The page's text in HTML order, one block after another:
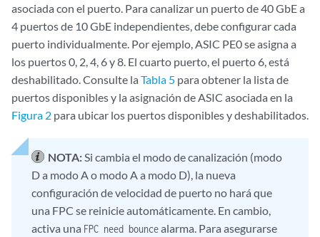
asociada con el puerto. Para canalizar un puerto de 40 GbE a
4 puertos de 10 GbE independientes, debe configurar cada
puerto individualmente. Por ejemplo, ASIC PE0 se asigna a
los puertos 0, 2, 4, 6 y 8. El cuarto puerto, el puerto 6, está
deshabilitado. Consulte la Tabla 5 para obtener la lista de
puertos disponibles y la asignación de ASIC asociada en la
Figura 2 para ubicar los puertos disponibles y deshabilitados.
NOTA: Si cambia el modo de canalización (modo
D a modo A o modo A a modo D), la nueva
configuración de velocidad de puerto no hará que
una FPC se reinicie automáticamente. En cambio,
activa una FPC need bouncealarma. Para asegurarse